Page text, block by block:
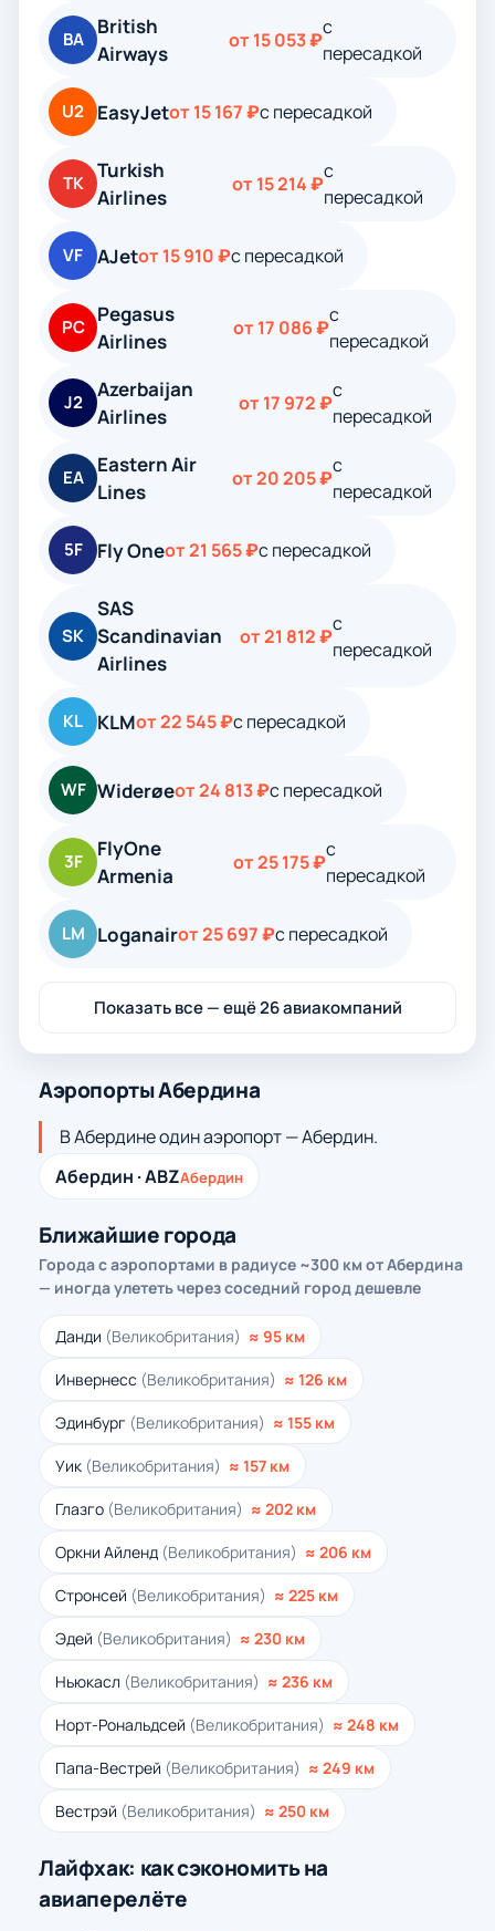
BA
British
Airways
от 15 053 ₽
с
пересадкой
U2 EasyJetот 15 167 ₽с пересадкой
TK
Turkish
Airlines
от 15 214 ₽
с
пересадкой
VF AJetот 15 910 ₽с пересадкой
PC
Pegasus
Airlines
от 17 086 ₽
с
пересадкой
J2
Azerbaijan
Airlines
от 17 972 ₽
с
пересадкой
EA
Eastern Air
Lines
от 20 205 ₽
с
пересадкой
5F Fly Oneот 21 565 ₽с пересадкой
SK
SAS
Scandinavian
Airlines
от 21 812 ₽
с
пересадкой
KL KLMот 22 545 ₽с пересадкой
WF Widerøeот 24 813 ₽с пересадкой
3F
FlyOne
Armenia
от 25 175 ₽
с
пересадкой
LM Loganairот 25 697 ₽с пересадкой
Показать все — ещё 26 авиакомпаний
Аэропорты Абердина
В Абердине один аэропорт — Абердин.
Абердин · ABZАбердин
Ближайшие города
Города с аэропортами в радиусе ~300 км от Абердина
— иногда улететь через соседний город дешевле
Данди (Великобритания) ≈ 95 км
Инвернесс (Великобритания) ≈ 126 км
Эдинбург (Великобритания) ≈ 155 км
Уик (Великобритания) ≈ 157 км
Глазго (Великобритания) ≈ 202 км
Оркни Айленд (Великобритания) ≈ 206 км
Стронсей (Великобритания) ≈ 225 км
Эдей (Великобритания) ≈ 230 км
Ньюкасл (Великобритания) ≈ 236 км
Норт-Рональдсей (Великобритания) ≈ 248 км
Папа-Вестрей (Великобритания) ≈ 249 км
Вестрэй (Великобритания) ≈ 250 км
Лайфхак: как сэкономить на
авиаперелёте